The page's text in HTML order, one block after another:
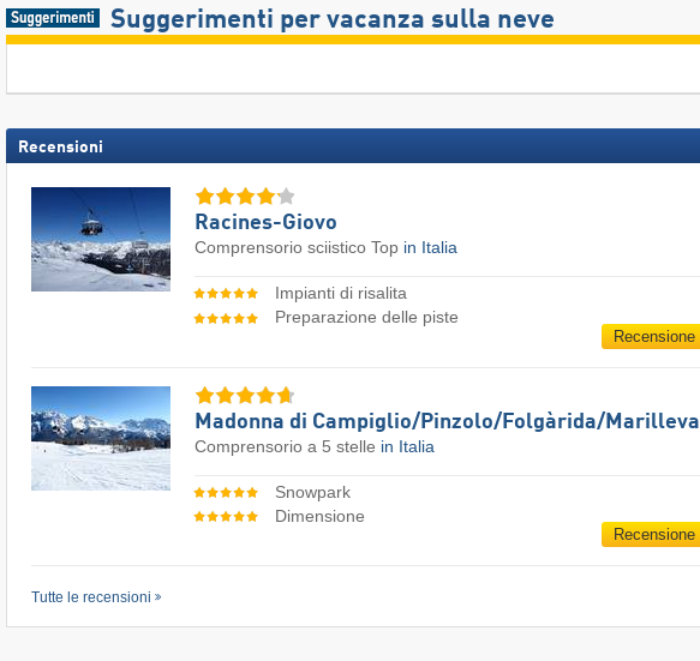
Suggerimenti per vacanza sulla neve
Recensioni
Racines-Giovo
Comprensorio sciistico Top in Italia
Impianti di risalita
Preparazione delle piste
Recensione
Madonna di Campiglio/​Pinzolo/​Folgàrida/​Marilleva
Comprensorio a 5 stelle in Italia
Snowpark
Dimensione
Recensione
Tutte le recensioni